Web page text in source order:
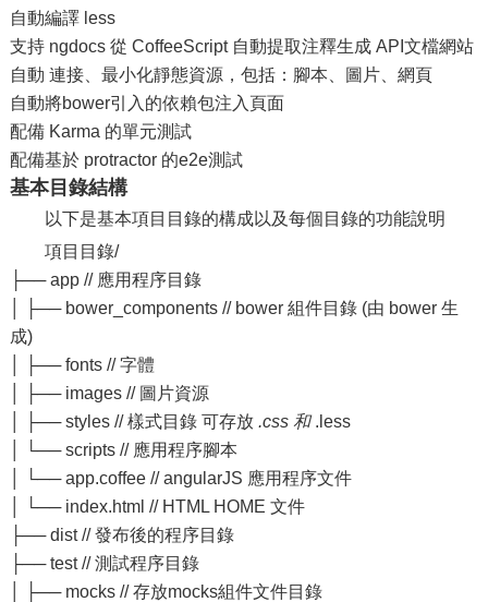
自動編譯 less
支持 ngdocs 從 CoffeeScript 自動提取注釋生成 API文檔網站
自動 連接、最小化靜態資源，包括：腳本、圖片、網頁
自動將bower引入的依賴包注入頁面
配備 Karma 的單元測試
配備基於 protractor 的e2e測試
基本目錄結構
以下是基本項目目錄的構成以及每個目錄的功能說明
項目目錄/
├── app // 應用程序目錄
│ ├── bower_components // bower 組件目錄 (由 bower 生
成)
│ ├── fonts // 字體
│ ├── images // 圖片資源
│ ├── styles // 樣式目錄 可存放 .css 和.less
│ └── scripts // 應用程序腳本
│ └── app.coffee // angularJS 應用程序文件
│ └── index.html // HTML HOME 文件
├── dist // 發布後的程序目錄
├── test // 測試程序目錄
│ ├── mocks // 存放mocks組件文件目錄